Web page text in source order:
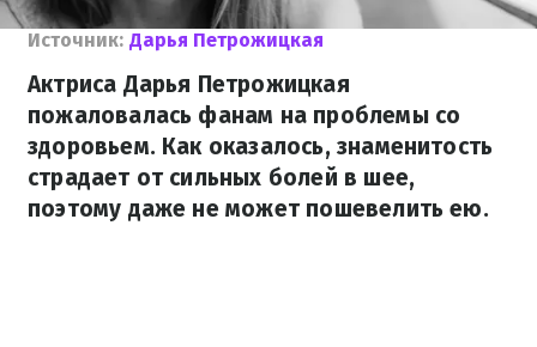
Источник: Дарья Петрожицкая
Актриса Дарья Петрожицкая
пожаловалась фанам на проблемы со
здоровьем. Как оказалось, знаменитость
страдает от сильных болей в шее,
поэтому даже не может пошевелить ею.